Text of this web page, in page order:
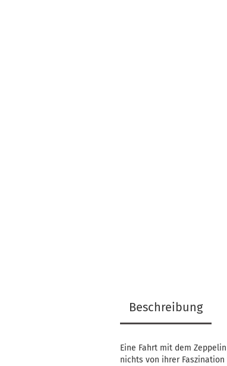
Beschreibung
Eine Fahrt mit dem
nichts von ihrer